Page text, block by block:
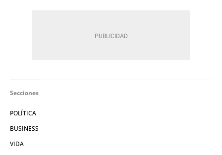
Secciones
POLÍTICA
BUSINESS
VIDA